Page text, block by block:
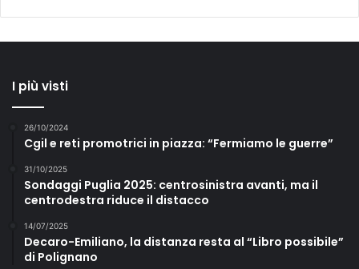
I più visti
26/10/2024
Cgil e reti promotrici in piazza: “Fermiamo le guerre”
31/10/2025
Sondaggi Puglia 2025: centrosinistra avanti, ma il
centrodestra riduce il distacco
14/07/2025
Decaro-Emiliano, la distanza resta al “Libro possibile”
di Polignano